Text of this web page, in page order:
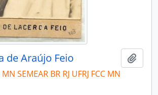
de Araújo Feio
MN SEMEAR BR RJ UFRJ FCC MN